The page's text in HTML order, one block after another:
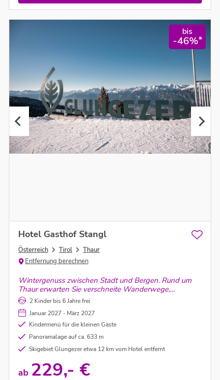
bis
-46%*
Hotel Gasthof Stangl
Österreich Tirol
Thaur
Entfernung berechnen
Wintergenuss zwischen Stadt und Bergen. Rund um
Thaur erwarten Sie verschneite Wanderwege,
gemütliche Hütten und das Skigebiet Glungezer –
während Innsbruck nur wenige Minuten entfernt liegt.
2 Kinder bis 6 Jahre frei
Januar 2027 - März 2027
Kindermenü für die kleinen Gäste
Panoramalage auf ca. 633 m
Skigebiet Glungezer etwa 12 km vom Hotel entfernt
ab 229,- €